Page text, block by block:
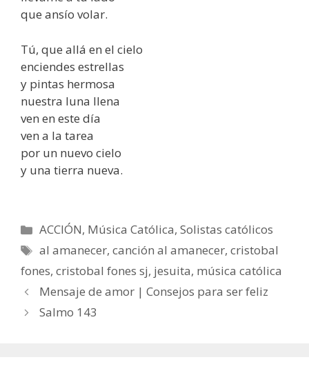
que ansío volar.
Tú, que allá en el cielo
enciendes estrellas
y pintas hermosa
nuestra luna llena
ven en este día
ven a la tarea
por un nuevo cielo
y una tierra nueva.
Categorías
ACCIÓN, Música Católica,Solistas católicos
Etiquetas
al amanecer,canción al amanecer,cristobal
fones, cristobal fones sj, jesuita, música católica
Mensaje de amor | Consejos para ser feliz
Salmo 143